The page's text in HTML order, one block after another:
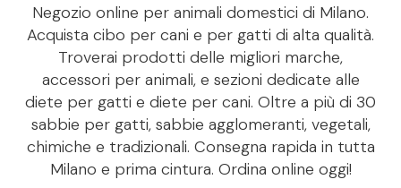
Negozio online per animali domestici di Milano.
Acquista cibo per cani e per gatti di alta qualità.
Troverai prodotti delle migliori marche,
accessori per animali, e sezioni dedicate alle
diete per gatti e diete per cani. Oltre a più di 30
sabbie per gatti, sabbie agglomeranti, vegetali,
chimiche e tradizionali. Consegna rapida in tutta
Milano e prima cintura. Ordina online oggi!